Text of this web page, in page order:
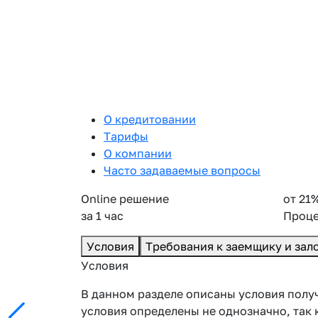
О кредитовании
Тарифы
О компании
Часто задаваемые вопросы
Online решение
за 1 час
от
Условия
Требования к заемщику и
Условия
В данном разделе описаны условия
условия определены не однозначно,